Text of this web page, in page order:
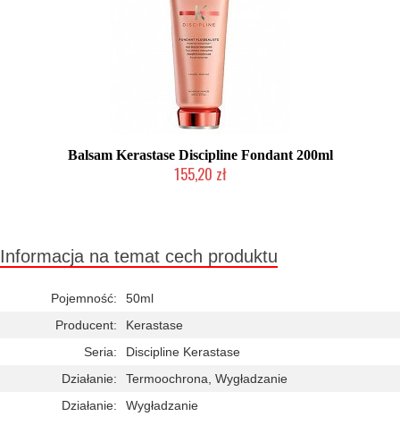
Balsam Kerastase Discipline Fondant 200ml
155,20 zł
Informacja na temat cech produktu
Pojemność:
50ml
Producent:
Kerastase
Seria:
Discipline Kerastase
Działanie:
Termoochrona, Wygładzanie
Działanie:
Wygładzanie